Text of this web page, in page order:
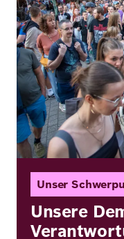
Unser
Unsere